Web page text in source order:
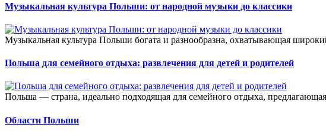
Музыкальная культура Польши: от народной музыки до классики
Музыкальная культура Польши богата и разнообразна, охватывающая
Польша для семейного отдыха: развлечения для детей и родителей
Польша — страна, идеально подходящая для семейного отдыха,
Области Польши